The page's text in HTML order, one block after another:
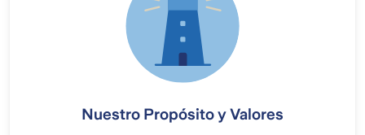
Nuestro Propósito y Valores